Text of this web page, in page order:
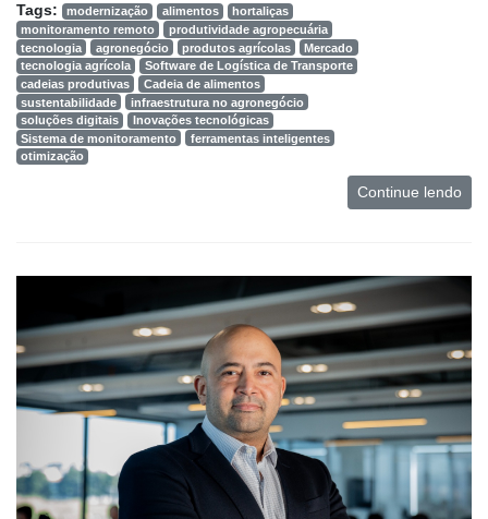
Tags: modernização alimentos
hortaliças
monitoramento remoto
produtividade agropecuária
tecnologia
agronegócio produtos agrícolas
Mercado
tecnologia agrícola
Software de Logística de Transporte
cadeias produtivas
Cadeia de alimentos
sustentabilidade
infraestrutura no agronegócio
soluções digitais
Inovações tecnológicas
Sistema de monitoramento
ferramentas inteligentes
otimização
Continue lendo